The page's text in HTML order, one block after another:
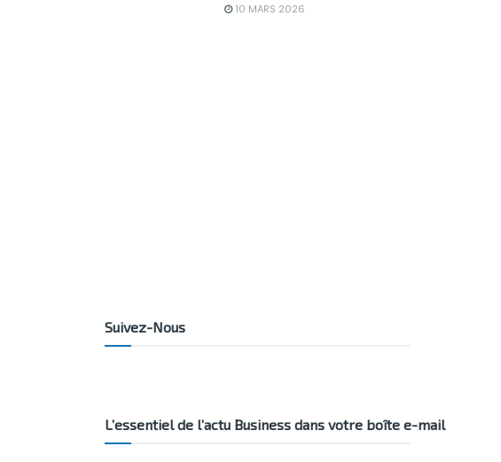
10 MARS 2026
Suivez-Nous
L’essentiel de l’actu Business dans votre boîte e-mail